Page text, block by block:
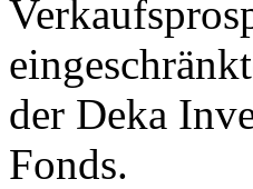
der Deka
Fonds.